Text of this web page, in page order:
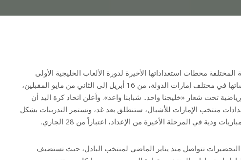
محطات استعداداتها الأخيرة لدورة الألعاب الخليجية الأولى
للشباب، التي تقام منافساتها في مختلف إمارات الدولة، من 16 أبريل إلى الثاني من مايو المقبلين،
رياضي ورياضية تحت شعار «خليجنا واحد.. شبابنا واعد». وأعلن اتحاد كرة اليد أن
منتخب الإمارات للأشبال، ستنطلق بعد غد، وتستمر التدريبات بشكل
في المرحلة الأخيرة من الإعداد، اعتباراً من 28 الجاري.
التحضيرات تتواصل منذ يناير الماضي لمنتخب البادل، حيث تستضيف